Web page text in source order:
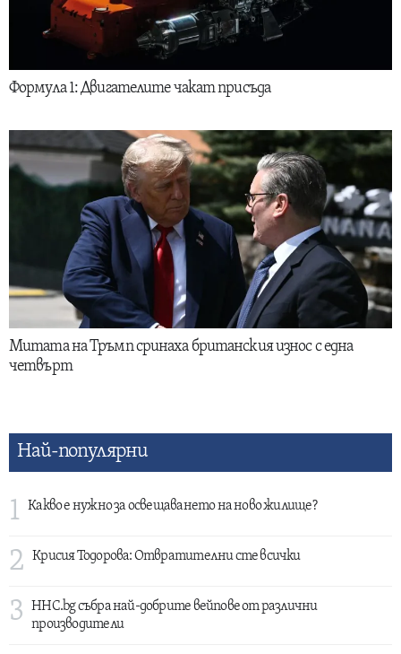
Формула 1: Двигателите чакат присъда
Митата на Тръмп сринаха британския износ с една
четвърт
Най-популярни
1 Какво е нужно за освещаването на ново жилище?
2 Крисия Тодорова: Отвратителни сте всички
3
HHC.bg събра най-добрите вейпове от различни
производители